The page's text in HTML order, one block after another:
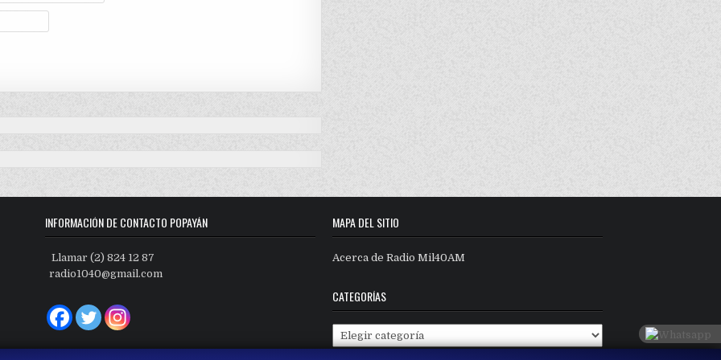
INFORMACIÓN DE CONTACTO POPAYÁN
Llamar (2) 824 12 87
radio1040@gmail.com
MAPA DEL SITIO
Acerca de Radio Mil40AM
CATEGORÍAS
Categorías